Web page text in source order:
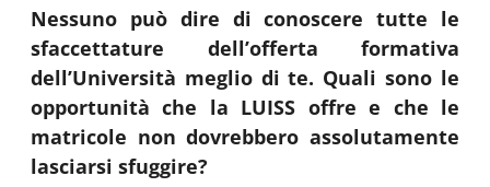
Nessuno può dire di conoscere tutte le
sfaccettature dell’offerta formativa
dell’Università meglio di te. Quali sono le
opportunità che la LUISS offre e che le
matricole non dovrebbero assolutamente
lasciarsi sfuggire?